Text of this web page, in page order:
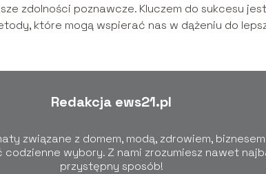
zdolności poznawcze. Kluczem do sukcesu jest
które mogą wspierać nas w dążeniu do
Redakcja ews21.pl
związane z domem, modą, zdrowiem,
wybory. Z nami zrozumiesz nawet
przystępny sposób!